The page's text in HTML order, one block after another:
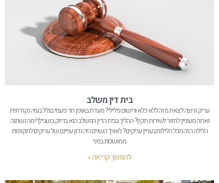
בית דין משלב
עריק ורוצה לצאת מזה ללא כלא ורישום פלילי? מעדת באופן חד פעמי בגלל בעיה נקודתית
ואתה מעוניין לחזור לשירות תקין? ההליך בבית הדין המשלב הוא בדיוק בשבילך! מה נשתנה
הלילה הזה מכל הלילות בעניין עריקים? לאורך השנים היה נדון עניינם של עריקים לתקופות
ממושכות בפני
להמשך קריאה »